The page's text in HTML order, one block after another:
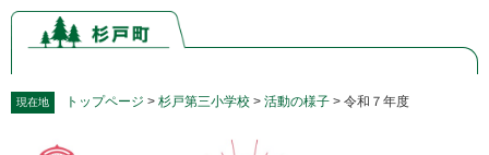
ペ
の
メ
ー
現在地 トップページ > 杉戸第三小学校 > 活動の様子 > 令和７年度